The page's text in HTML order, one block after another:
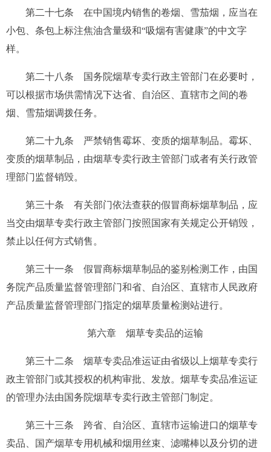
第二十七条 在中国境内销售的卷烟、雪茄烟，应当在
小包、条包上标注焦油含量级和“吸烟有害健康”的中文字
样。
第二十八条 国务院烟草专卖行政主管部门在必要时，
可以根据市场供需情况下达省、自治区、直辖市之间的卷
烟、雪茄烟调拨任务。
第二十九条 严禁销售霉坏、变质的烟草制品。霉坏、
变质的烟草制品，由烟草专卖行政主管部门或者有关行政管
理部门监督销毁。
第三十条 有关部门依法查获的假冒商标烟草制品，应
当交由烟草专卖行政主管部门按照国家有关规定公开销毁，
禁止以任何方式销售。
第三十一条 假冒商标烟草制品的鉴别检测工作，由国
务院产品质量监督管理部门和省、自治区、直辖市人民政府
产品质量监督管理部门指定的烟草质量检测站进行。
第六章 烟草专卖品的运输
第三十二条 烟草专卖品准运证由省级以上烟草专卖行
政主管部门或其授权的机构审批、发放。烟草专卖品准运证
的管理办法由国务院烟草专卖行政主管部门制定。
第三十三条 跨省、自治区、直辖市运输进口的烟草专
卖品、国产烟草专用机械和烟用丝束、滤嘴棒以及分切的进